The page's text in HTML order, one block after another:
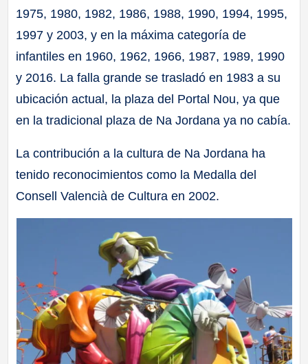
1975, 1980, 1982, 1986, 1988, 1990, 1994, 1995,
1997 y 2003, y en la máxima categoría de
infantiles en 1960, 1962, 1966, 1987, 1989, 1990
y 2016. La falla grande se trasladó en 1983 a su
ubicación actual, la plaza del Portal Nou, ya que
en la tradicional plaza de Na Jordana ya no cabía.
La contribución a la cultura de Na Jordana ha
tenido reconocimientos como la Medalla del
Consell Valencià de Cultura en 2002.